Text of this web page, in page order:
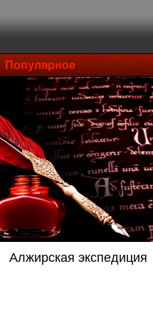
Популярное
Алжирская экспедиция